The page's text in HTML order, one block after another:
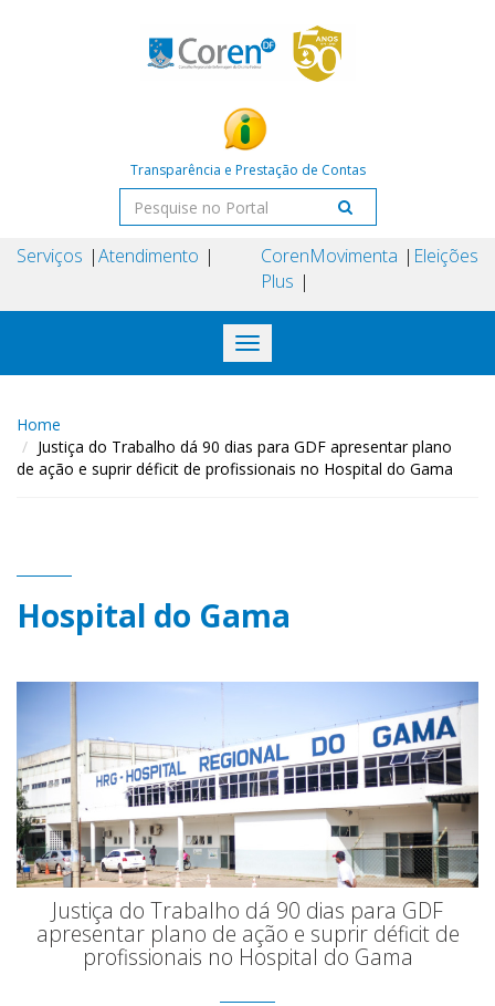
Transparência e Prestação de Contas
Serviços Atendimento
Coren
Plus
Movimenta Eleições
Toggle
navigation
Home
Justiça do Trabalho dá 90 dias para GDF apresentar plano
de ação e suprir déficit de profissionais no Hospital do Gama
Hospital do Gama
Justiça do Trabalho dá 90 dias para GDF
apresentar plano de ação e suprir déficit de
profissionais no Hospital do Gama